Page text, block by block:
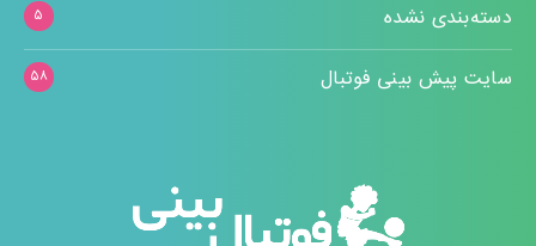
دسته‌بندی نشده ۵
سایت پیش بینی فوتبال ۵۸